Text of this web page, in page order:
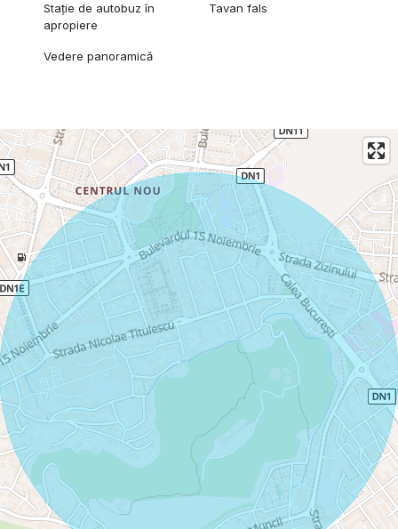
Stație de autobuz în
apropiere
Tavan fals
Vedere panoramică